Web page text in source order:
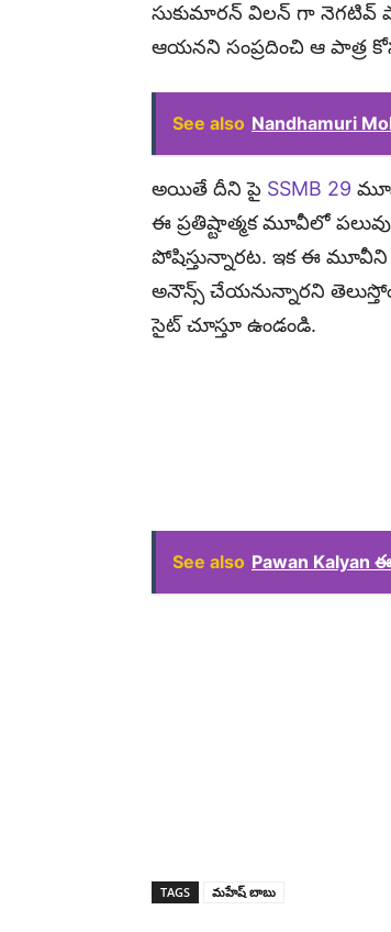
సుకుమారన్ విలన్ గా నెగటివ్
ఆయనని సంప్రదించి ఆ పాత్ర
See also Nandhamuri
అయితే దీని పై SSMB 29
ఈ ప్రతిష్టాత్మక మూవీలో
పోషిస్తున్నారట. ఇక ఈ
అనౌన్స్ చేయనున్నారని
సైట్ చూస్తూ ఉండండి.
See also Pawan
TAGS మహేష్ బాబు